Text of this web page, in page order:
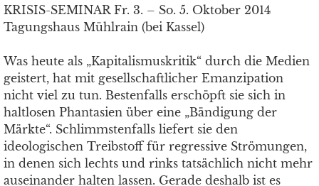
KRISIS-SEMINAR Fr. 3. – So. 5. Oktober 2014
Tagungshaus Mühlrain (bei Kassel)
Was heute als „Kapitalismuskritik“ durch die Medien
geistert, hat mit gesellschaftlicher Emanzipation
nicht viel zu tun. Bestenfalls erschöpft sie sich in
haltlosen Phantasien über eine „Bändigung der
Märkte“. Schlimmstenfalls liefert sie den
ideologischen Treibstoff für regressive Strömungen,
in denen sich lechts und rinks tatsächlich nicht mehr
auseinander halten lassen. Gerade deshalb ist es